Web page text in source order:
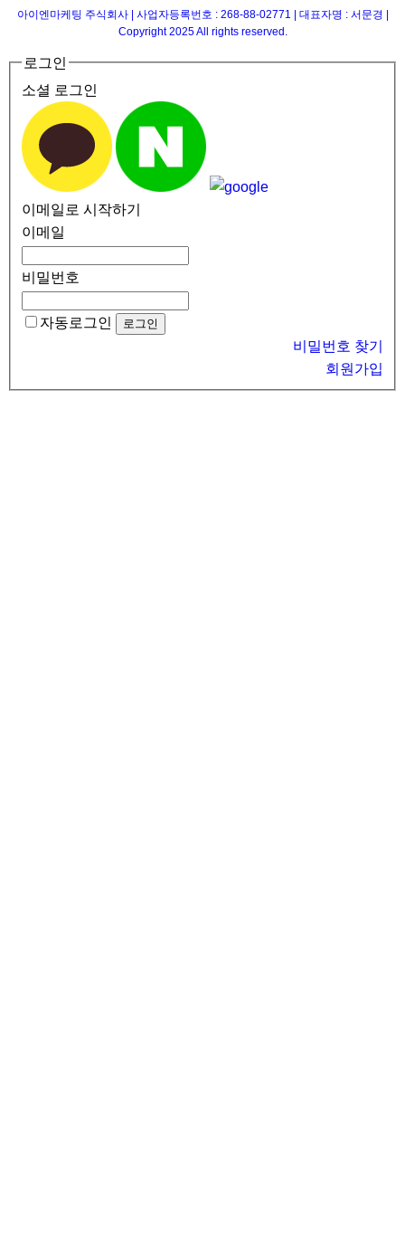
아이엔마케팅 주식회사 | 사업자등록번호 : 268-88-02771 | 대표자명 : 서문경 |
Copyright 2025 All rights reserved.
로그인
소셜 로그인
이메일로 시작하기
이메일
비밀번호
자동로그인
비밀번호 찾기
회원가입